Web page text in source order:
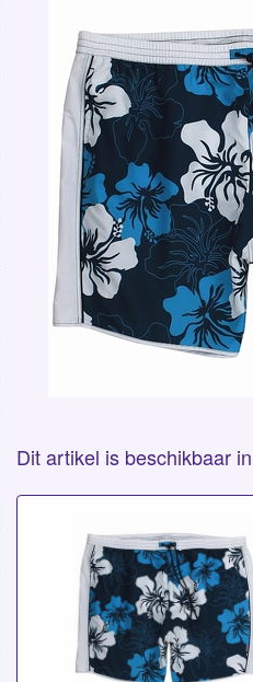
Dit artikel is beschikbaar